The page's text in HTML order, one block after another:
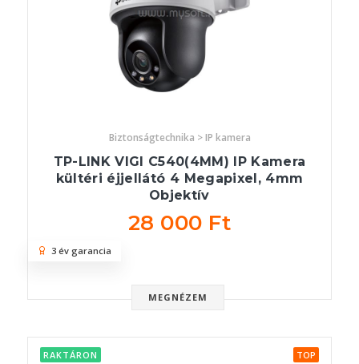
Biztonságtechnika > IP kamera
TP-LINK VIGI C540(4MM) IP Kamera
kültéri éjjellátó 4 Megapixel, 4mm
Objektív
28 000 Ft
MEGNÉZEM
3 év garancia
RAKTÁRON TOP